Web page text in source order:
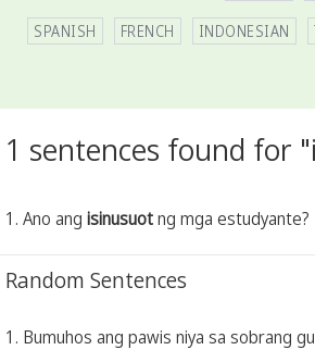
SPANISH FRENCH INDONESIAN
1 sentences found for
1. Ano ang isinusuotng mga estudyante?
Random Sentences
1. Bumuhos ang pawis niya sa sobrang